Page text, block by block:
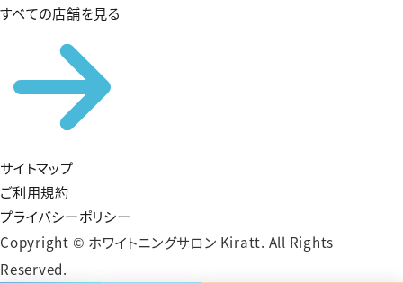
すべての店舗を見る
サイトマップ
ご利用規約
プライバシーポリシー
Copyright © ホワイトニングサロン Kiratt. All Rights
Reserved.